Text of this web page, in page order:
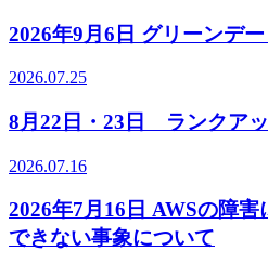
2026年9月6日 グリーンデ
2026.07.25
8月22日・23日 ランクア
2026.07.16
2026年7月16日 AWSの障
できない事象について